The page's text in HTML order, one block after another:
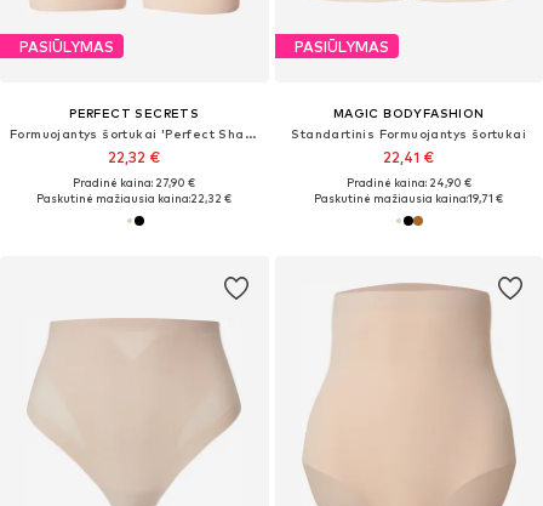
PASIŪLYMAS
PERFECT SECRETS
Formuojantys šortukai 'Perfect Shaper'
22,32 €
Pradinė kaina: 27,90 €
Paskutinė mažiausia kaina:22,32 €
PASIŪLYMAS
MAGIC BODYFASHION
Standartinis Formuojantys šortukai
22,41 €
Pradinė kaina: 24,90 €
Paskutinė mažiausia kaina:19,71 €